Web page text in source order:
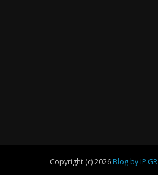
Copyright (c) 2026 Blog by IP.GR